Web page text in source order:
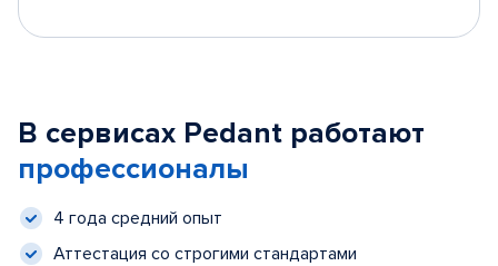
В сервисах Pedant работают
профессионалы
4 года средний опыт
Аттестация со строгими стандартами